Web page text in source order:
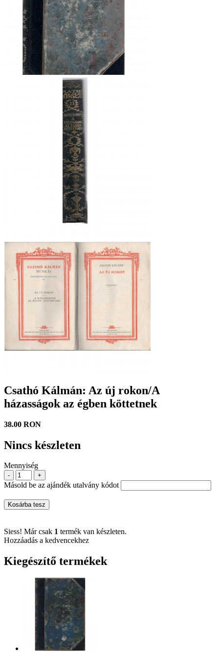
Csathó Kálmán: Az új rokon/A
házasságok az égben köttetnek
38.00 RON
Nincs készleten
Mennyiség
- +
Másold be az ajándék utalvány kódot
Kosárba tesz
Siess! Már csak 1 termék van készleten.
Hozzáadás a kedvencekhez
Kiegészítő termékek